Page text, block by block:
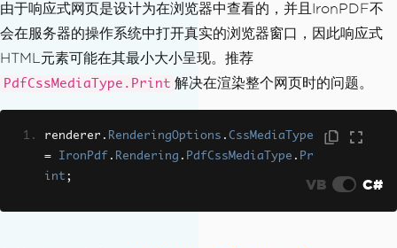
由于响应式网页是设计为在浏览器中查看的，并且IronPDF不
会在服务器的操作系统中打开真实的浏览器窗口，因此响应式
HTML元素可能在其最小大小呈现。推荐
PdfCssMediaType.Print 解决在渲染整个网页时的问题。
renderer . RenderingOptions . CssMediaType
=
IronPdf . Rendering . PdfCssMediaType . Pr
int ; VB C#